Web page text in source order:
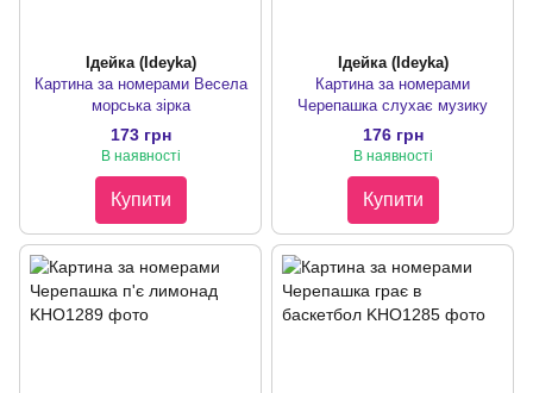
Ідейка (Ideyka)
Картина за номерами Весела
морська зірка
173 грн
В наявності
Купити
Ідейка (Ideyka)
Картина за номерами
Черепашка слухає музику
176 грн
В наявності
Купити